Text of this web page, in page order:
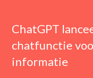
ChatGPT
chatfunctie
informatie